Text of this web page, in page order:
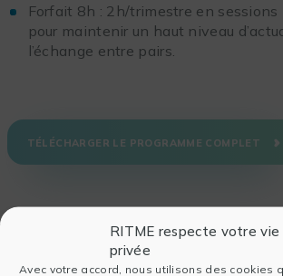
RITME respecte votre vie
privée
Avec votre accord, nous utilisons des cookies
Forfait 8h : 2h/trimestre en sessions
pour maintenir un haut niveau
l’échange entre pairs.
TÉLÉCHARGER LE PROGRAMME COMPLET